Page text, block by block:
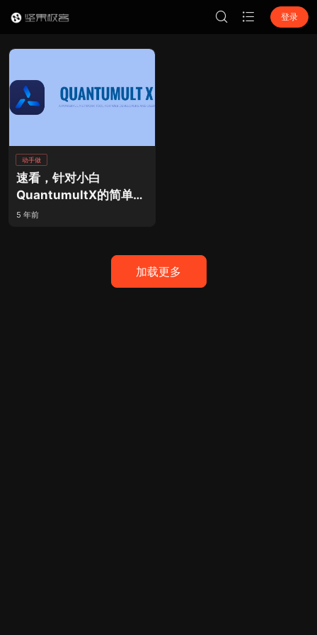
登录
动手做
速看，针对小白
QuantumultX的简单上
手教程！
5 年前
加载更多